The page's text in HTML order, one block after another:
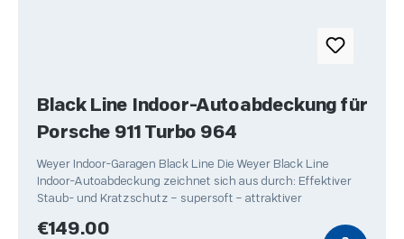
Black Line Indoor-Autoabdeckung für
Porsche 911 Turbo 964
Weyer Indoor-Garagen Black Line Die Weyer Black Line
Indoor-Autoabdeckung zeichnet sich aus durch: Effektiver
Staub- und Kratzschutz – supersoft – attraktiver
Regular price:
€149.00